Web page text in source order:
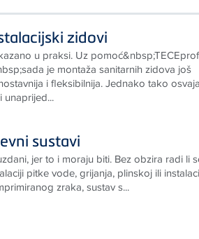
zidovi
u praksi. Uz
je montaža sanitarnih zidova još
i fleksibilnija. Jednako tako
unaprijed...
sustavi
jer to i moraju biti. Bez obzira radi li
pitke vode, grijanja, plinskoj ili
zraka, sustav s...